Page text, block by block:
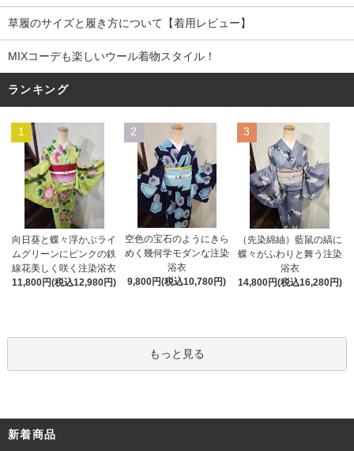
草履のサイズと履き方について【着用レビュー】
MIXコーデも楽しいウール着物スタイル！
ランキング
1
向日葵と蝶々浮かぶライ
ムグリーンにピンクの鉄
線花美しく咲く注染浴衣
11,800円(税込12,980円)
2
空色の宝石のようにきら
めく幾何学モダンな注染
浴衣
9,800円(税込10,780円)
3
（先染綿紬）藍鼠の縞に
蝶々がふわりと舞う注染
浴衣
14,800円(税込16,280円)
もっと見る
新着商品